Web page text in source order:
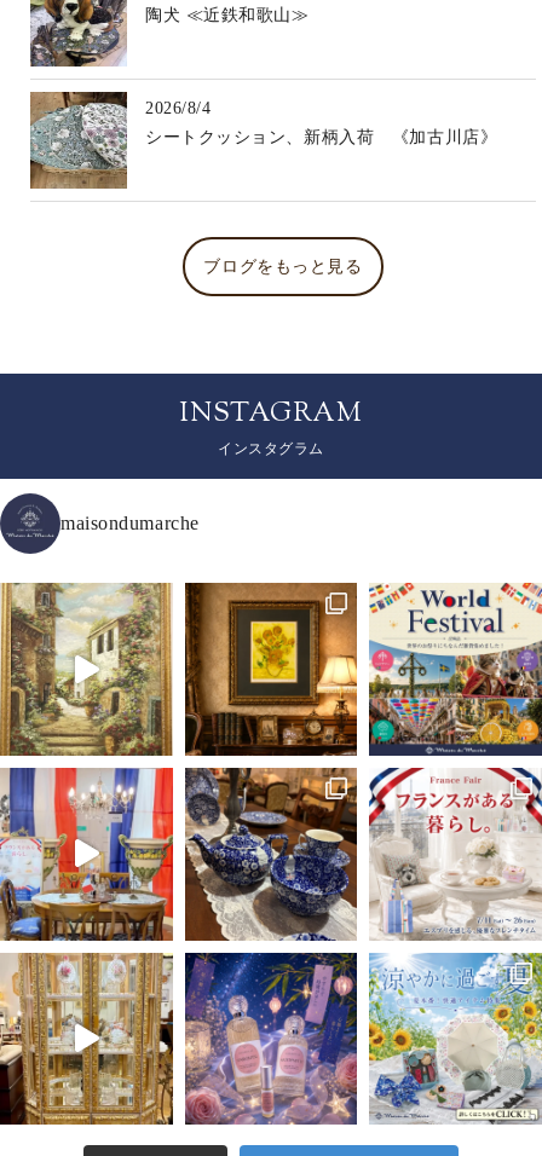
陶犬 ≪近鉄和歌山≫
2026/8/4
シートクッション、新柄入荷 《加古川店》
ブログをもっと見る
INSTAGRAM
インスタグラム
maisondumarche